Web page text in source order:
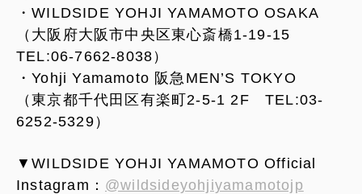
・WILDSIDE YOHJI YAMAMOTO OSAKA
（大阪府大阪市中央区東心斎橋1-19-15
TEL:06-7662-8038）
・Yohji Yamamoto 阪急MEN’S TOKYO
（東京都千代田区有楽町2-5-1 2F TEL:03-
6252-5329）
▼WILDSIDE YOHJI YAMAMOTO Official
Instagram： @wildsideyohjiyamamotojp